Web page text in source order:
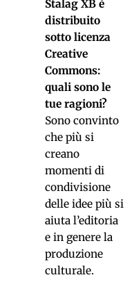
Stalag XB è
distribuito
sotto licenza
Creative
Commons:
quali sono le
tue ragioni?
Sono convinto
che più si
creano
momenti di
condivisione
delle idee più si
aiuta l’editoria
e in genere la
produzione
culturale.